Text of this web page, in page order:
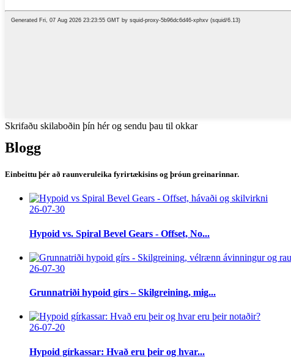
Skrifaðu skilaboðin þín hér og sendu þau til okkar
Blogg
Einbeittu þér að raunveruleika fyrirtækisins og þróun greinarinnar.
26-07-30
Hypoid vs. Spiral Bevel Gears - Offset, No...
26-07-30
Grunnatriði hypoid gírs – Skilgreining, mig...
26-07-20
Hypoid gírkassar: Hvað eru þeir og hvar...